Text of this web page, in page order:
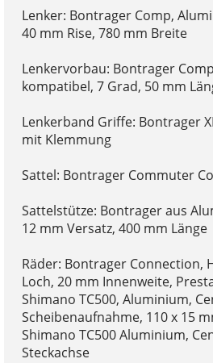
Lenker: Bontrager Comp,
40 mm Rise, 780 mm Breite
Lenkervorbau: Bontrager
kompatibel, 7 Grad, 50 mm
Lenkerband Griffe: Bontrager
mit Klemmung
Sattel: Bontrager Commuter
Sattelstütze: Bontrager aus
12 mm Versatz, 400 mm Länge
Räder: Bontrager Connection,
Loch, 20 mm Innenweite,
Shimano TC500, Aluminium,
Scheibenaufnahme, 110 x 15
Shimano TC500 Aluminium,
Steckachse